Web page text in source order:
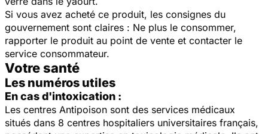
Si vous avez acheté ce produit, les consignes du
gouvernement sont claires : Ne plus le consommer,
rapporter le produit au point de vente et contacter le
service consommateur.
Votre santé
Les numéros utiles
En cas d'intoxication :
Les centres Antipoison sont des services médicaux
situés dans 8 centres hospitaliers universitaires français,